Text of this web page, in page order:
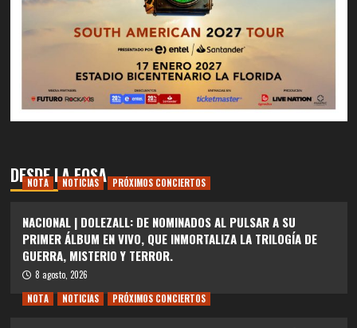
DESDE LA FOSA
NOTA NOTICIAS PRÓXIMOS CONCIERTOS
NACIONAL | DOLEZALL: DE NOMINADOS AL PULSAR A SU
PRIMER ÁLBUM EN VIVO, QUE INMORTALIZA LA TRILOGÍA DE
GUERRA, MISTERIO Y TERROR.
8 agosto, 2026
NOTA
NOTICIAS PRÓXIMOS CONCIERTOS